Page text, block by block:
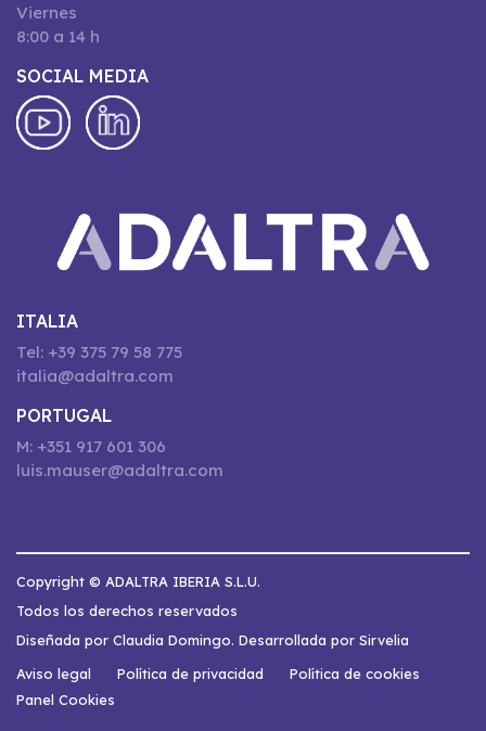
Viernes
8:00 a 14 h
SOCIAL MEDIA
ITALIA
Tel: +39 375 79 58 775
italia@adaltra.com
PORTUGAL
M: +351 917 601 306
luis.mauser@adaltra.com
Copyright © ADALTRA IBERIA S.L.U.
Todos los derechos reservados
Diseñada por Claudia Domingo. Desarrollada por Sirvelia
Aviso legal
Política de privacidad
Política de cookies
Panel Cookies